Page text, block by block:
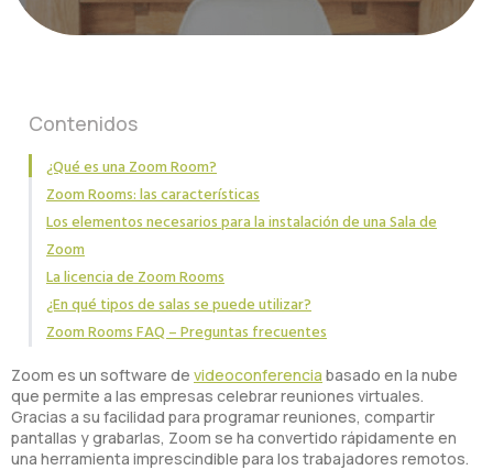
Contenidos
¿Qué es una Zoom Room?
Zoom Rooms: las características
Los elementos necesarios para la instalación de una Sala de
Zoom
La licencia de Zoom Rooms
¿En qué tipos de salas se puede utilizar?
Zoom Rooms FAQ – Preguntas frecuentes
Zoom es un software de videoconferencia basado en la nube
que permite a las empresas celebrar reuniones virtuales.
Gracias a su facilidad para programar reuniones, compartir
pantallas y grabarlas, Zoom se ha convertido rápidamente en
una herramienta imprescindible para los trabajadores remotos.